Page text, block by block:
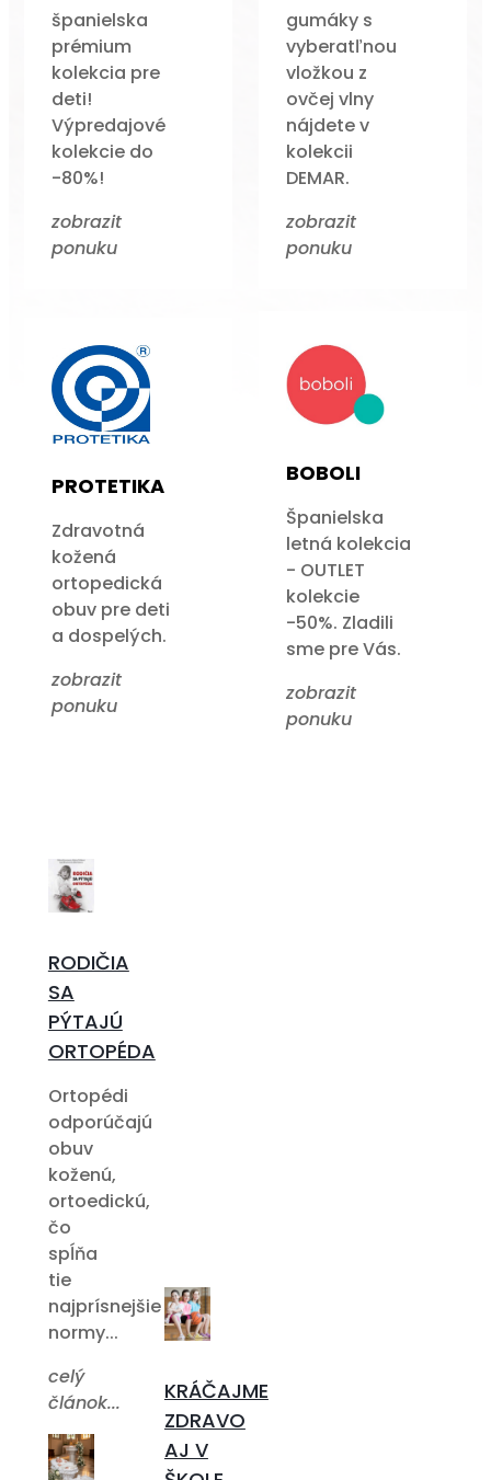
španielska
prémium
kolekcia pre
deti!
Výpredajové
kolekcie do
-80%!
zobrazit
ponuku
gumáky s
vyberatľnou
vložkou z
ovčej vlny
nájdete v
kolekcii
DEMAR.
zobrazit
ponuku
PROTETIKA
Zdravotná
kožená
ortopedická
obuv pre deti
a dospelých.
zobrazit
ponuku
BOBOLI
Španielska
letná kolekcia
- OUTLET
kolekcie
-50%. Zladili
sme pre Vás.
zobrazit
ponuku
RODIČIA
SA
PÝTAJÚ
ORTOPÉDA
Ortopédi
odporúčajú
obuv
koženú,
ortoedickú,
čo
spĺňa
tie
najprísnejšie
normy...
celý
článok...
KRÁČAJME
ZDRAVO
AJ V